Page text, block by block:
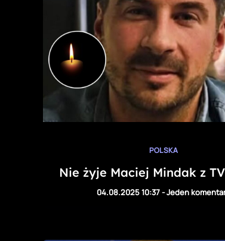
POLSKA
Nie żyje Maciej Mindak z
04.08.2025 10:37-Jeden